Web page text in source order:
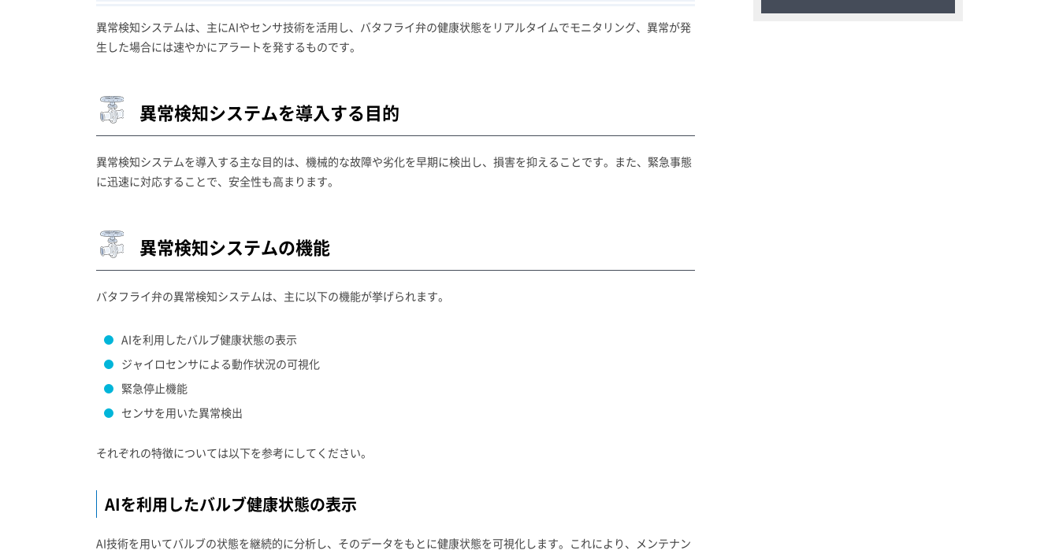
異常検知システムは、主にAIやセンサ技術を活用し、バタフライ弁の健康状態をリアルタイムでモニタリング、異常が発
生した場合には速やかにアラートを発するものです。
異常検知システムを導入する目的
異常検知システムを導入する主な目的は、機械的な故障や劣化を早期に検出し、損害を抑えることです。また、緊急事態
に迅速に対応することで、安全性も高まります。
異常検知システムの機能
バタフライ弁の異常検知システムは、主に以下の機能が挙げられます。
AIを利用したバルブ健康状態の表示
ジャイロセンサによる動作状況の可視化
緊急停止機能
センサを用いた異常検出
それぞれの特徴については以下を参考にしてください。
AIを利用したバルブ健康状態の表示
AI技術を用いてバルブの状態を継続的に分析し、そのデータをもとに健康状態を可視化します。これにより、メンテナン